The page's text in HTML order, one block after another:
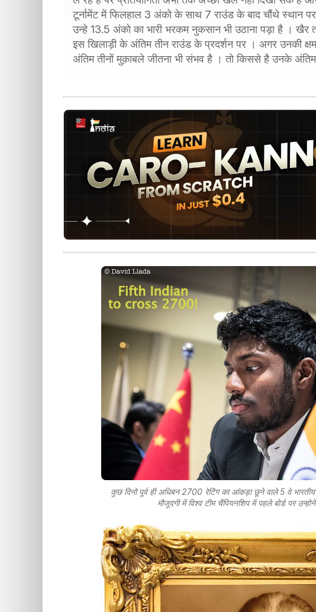
टूर्नामेंट में फिलहाल 3 अंको के साथ 7 राउंड के बाद चौंथे स्थान
उन्हे 13.5 अंको का भारी भरकम नुकसान भी उठाना पड़ा है । खैर
इस खिलाड़ी के अंतिम तीन राउंड के प्रदर्शन पर । अगर उनकी
अंतिम तीनों मुक़ाबले जीतना भी संभव है । तो किससे है उनके
कुछ दिनो पूर्व ही अधिबन 2700 रेटिंग का आंकड़ा छूने वाले 5 वे भारतीय
मौजूदगी में विश्व टीम चैंपियनशिप में पहले बोर्ड पर